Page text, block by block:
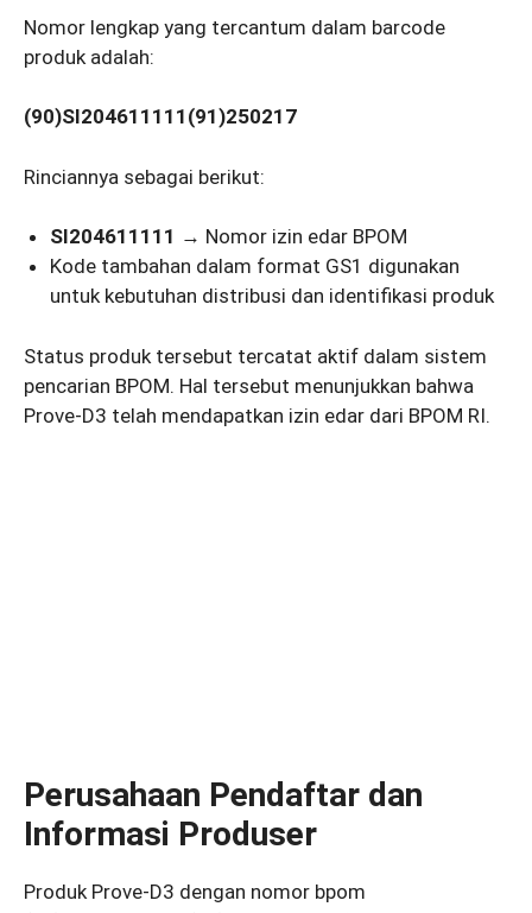
Nomor lengkap yang tercantum dalam barcode
produk adalah:
(90)SI204611111(91)250217
Rinciannya sebagai berikut:
SI204611111 → Nomor izin edar BPOM
Kode tambahan dalam format GS1 digunakan
untuk kebutuhan distribusi dan identifikasi produk
Status produk tersebut tercatat aktif dalam sistem
pencarian BPOM. Hal tersebut menunjukkan bahwa
Prove-D3 telah mendapatkan izin edar dari BPOM RI.
Perusahaan Pendaftar dan
Informasi Produser
Produk Prove-D3 dengan nomor bpom